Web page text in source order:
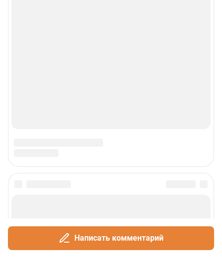
Написать комментарий